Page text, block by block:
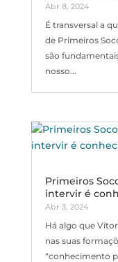
Abr 8, 2024
É transversal a
de Primeiros
são
nosso...
Primeiros
intervir é
Abr 3, 2024
Há algo que
nas suas
“conhecimento